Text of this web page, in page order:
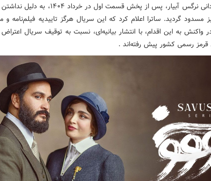
سریال «سووشون» به کارگردانی نرگس آبیار، پس از پخش قسمت
مسدود گردید. ساترا اعلام کرد که این سریال هرگز تاییدیه فیلم‌نامه و
واکنش به این اقدام، با انتشار بیانیه‌ای، نسبت به توقیف سریال
قرمز رسمی کشور پیش رفته‌اند .